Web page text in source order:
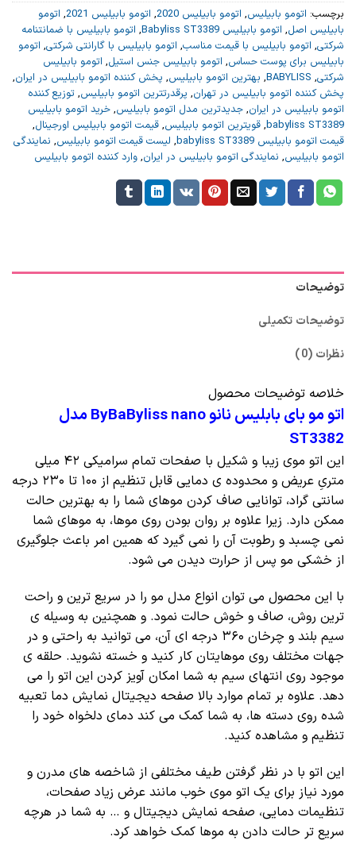
برچسب: اتومو بابیلیس, اتومو بابیلیس 2020 , اتومو بابیلیس 2021 , اتومو
بابیلیس اصل, اتومو بابیلیس Babyliss ST3389 , اتومو بابیلیس با ضمانتنامه
شرکتی, اتومو بابیلیس با قیمت مناسب, اتومو بابیلیس با گارانتی شرکتی, اتومو
بابیلیس برای پوست حساس, اتومو بابیلیس جنس استیل, اتومو بابیلیس
شرکتی,
BABYLISS
, بهترین اتومو بابیلیس, پخش کننده اتومو بابیلیس در ایران,
پخش کننده اتومو بابیلیس در تهران, پرقدرتترین اتومو بابیلیس, توزیع کننده
اتومو بابیلیس در ایران, جدیدترین مدل اتومو بابیلیس, خرید اتومو بابیلیس
babyliss ST3389
, قویترین اتومو بابیلیس, قیمت اتومو بابیلیس اورجینال,
قیمت اتومو بابیلیس babyliss ST3389
, لیست قیمت اتومو بابیلیس, نمایندگی
اتومو بابیلیس, نمایندگی اتومو بابیلیس در ایران, وارد کننده اتومو بابیلیس
توضیحات
توضیحات تکمیلی
نظرات (0)
خلاصه توضیحات محصول
اتو مو بای بابلیس نانو ByBaByliss nano مدل
ST3382
این اتو موی زیبا و شکیل با صفحات تمام سرامیکی ۴۲ میلی
متریِ عریض و محدوده ی دمایی قابل تنظیم از ۱۰۰ تا ۲۳۰ درجه
سانتی گراد، توانایی صاف کردن موهای شما را به بهترین حالت
ممکن دارد. زیرا علاوه بر روان بودن روی موها، به موهای شما
نمی چسبد و رطوبت آن را نمی گیرد که همین امر باعث جلوگیری
از خشکی مو پس از حرارت دیدن می شود.
با این محصول می توان انواع مدل مو را در سریع ترین و راحت
ترین روش، صاف و خوش حالت نمود. و همچنین به وسیله ی
سیم بلند و چرخان ۳۶۰ درجه ای آن، می توانید به راحتی و در
جهات مختلف روی موهایتان کار کنید و خسته نشوید. حلقه ی
موجود روی انتهای سیم به شما امکان آویز کردن این اتو را می
دهد. علاوه بر تمام موارد بالا صفحه دیجیتال نمایش دما تعبیه
شده روی دسته ها، به شما کمک می کند دمای دلخواه خود را
تنظیم و مشاهده کنید.
این اتو با در نظر گرفتن طیف مختلفی از شاخصه های مدرن و
مورد نیاز برای یک اتو موی خوب مانند عرض زیاد صفحات،
تنظیمات دمایی، صفحه نمایش دیجیتال و … به شما در هرچه
سریع تر حالت دادن به موها کمک خواهد کرد.